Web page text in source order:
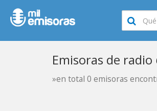
Emisoras de radio
»en total 0 emisoras